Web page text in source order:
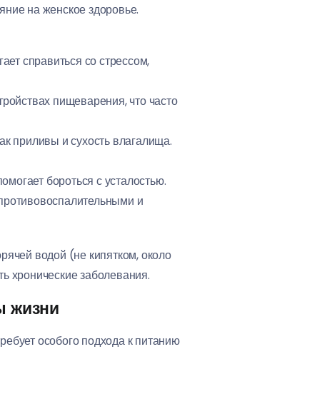
на женское здоровье.
справиться со стрессом,
пищеварения, что часто
приливы и сухость влагалища.
бороться с усталостью.
и
водой (не кипятком, около
хронические заболевания.
жизни
особого подхода к питанию